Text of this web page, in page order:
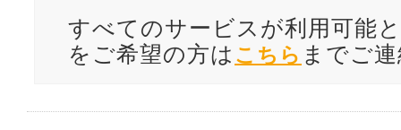
すべてのサービスが利用可能
をご希望の方は こちら までご